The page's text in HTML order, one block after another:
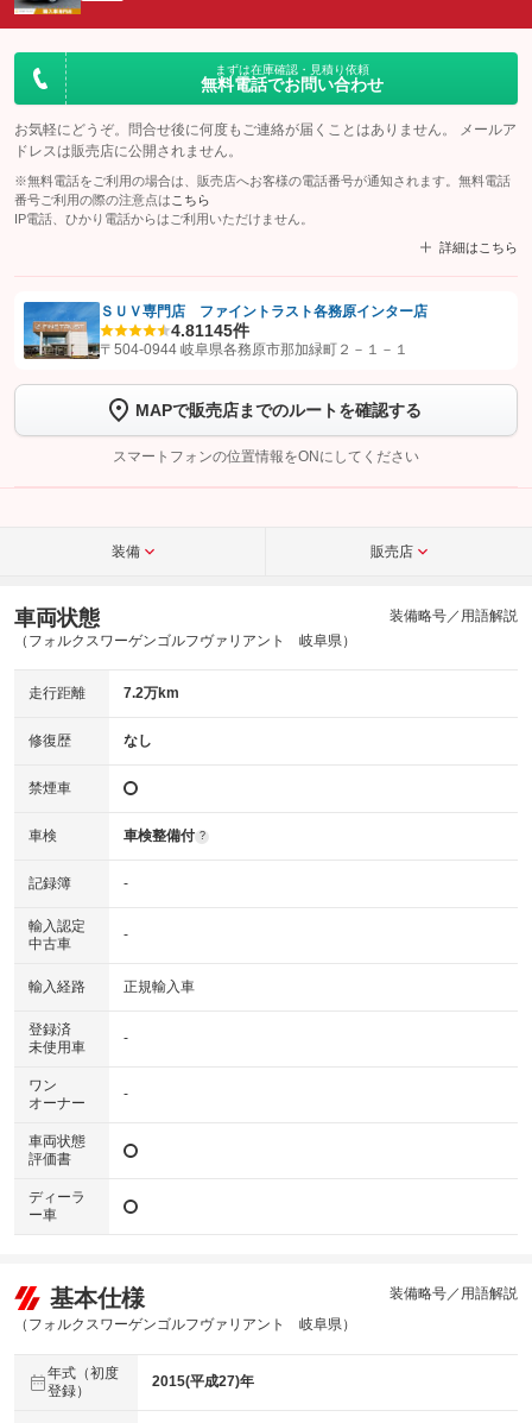
まずは在庫確認・見積り依頼
無料電話でお問い合わせ
お気軽にどうぞ。問合せ後に何度もご連絡が届くことはありません。 メールア
ドレスは販売店に公開されません。
※無料電話をご利用の場合は、販売店へお客様の電話番号が通知されます。無料電話
番号ご利用の際の注意点は こちら
IP電話、ひかり電話からはご利用いただけません。
詳細はこちら
【STEP1】認証画面でグーネットを友だち追加してから「許可する」ボタンを押
トーク画面で
ボタンをタップして問い合わせを
完了してください。
こちら
ＳＵＶ専門店 ファイントラスト各務原インター店
4.81145件
〒504-0944 岐阜県各務原市那加緑町２－１－１
MAPで販売店までのルートを確認する
スマートフォンの位置情報をONにしてください
装備 販売店
車両状態
（フォルクスワーゲンゴルフヴァリアント 岐阜県）
装備略号／用語解説
走行距離 7.2万km
修復歴 なし
禁煙車
車検 車検整備付 ?
記録簿 -
輸入認定
中古車
-
輸入経路 正規輸入車
登録済
未使用車
-
ワン
オーナー
-
車両状態
評価書
ディーラ
ー車
基本仕様
（フォルクスワーゲンゴルフヴァリアント 岐阜県）
装備略号／用語解説
年式（初度
登録）
2015(平成27)年